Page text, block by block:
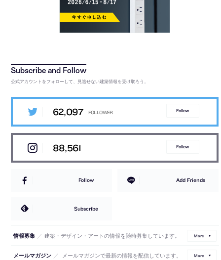
公式アカウントをフォローして、見逃せない建築情報を受け取ろう。
62,097 Follow
88,561 Follow
Follow Add Friends
Subscribe
情報募集 ／ 建築・デザイン・アートの情報を随時募集しています。 More
メールマガジン ／ メールマガジンで最新の情報を配信しています。 More